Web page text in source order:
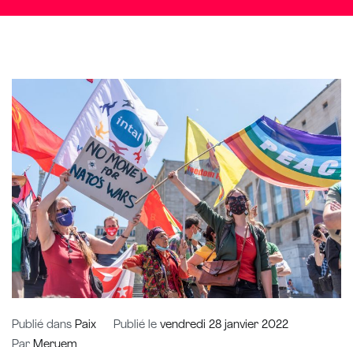
Publié dans Paix Publié le vendredi 28 janvier 2022